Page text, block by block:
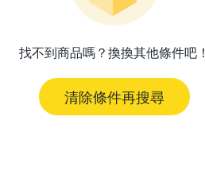
找不到商品嗎？換換其他條件吧！
清除條件再搜尋